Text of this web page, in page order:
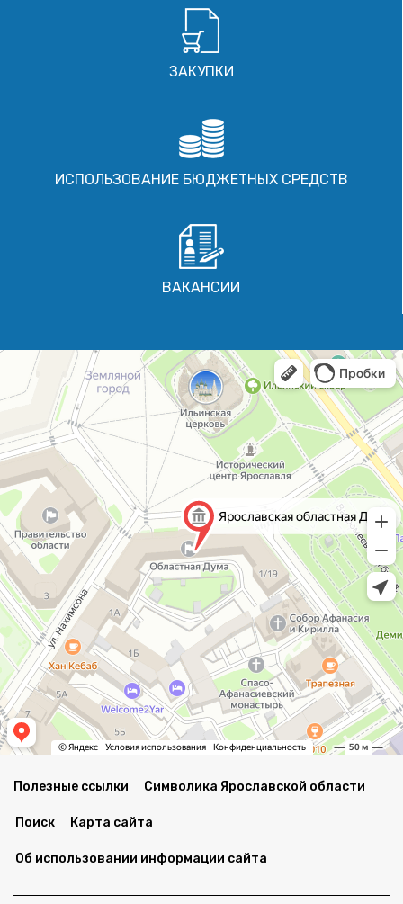
ЗАКУПКИ
ИСПОЛЬЗОВАНИЕ БЮДЖЕТНЫХ СРЕДСТВ
ВАКАНСИИ
Полезные ссылки Символика Ярославской области
Поиск Карта сайта
Об использовании информации сайта